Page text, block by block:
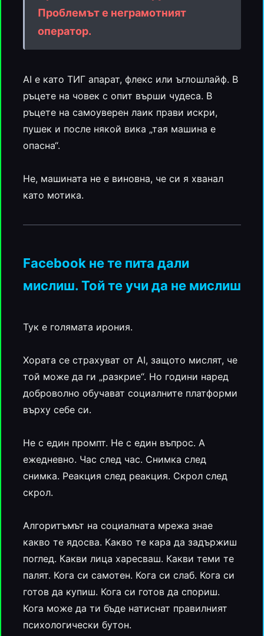
Проблемът е неграмотният
оператор.
AI е като ТИГ апарат, флекс или ъглошлайф. В
ръцете на човек с опит върши чудеса. В
ръцете на самоуверен лаик прави искри,
пушек и после някой вика „тая машина е
опасна“.
Не, машината не е виновна, че си я хванал
като мотика.
Facebook не те пита дали
мислиш. Той те учи да не мислиш
Тук е голямата ирония.
Хората се страхуват от AI, защото мислят, че
той може да ги „разкрие“. Но години наред
доброволно обучават социалните платформи
върху себе си.
Не с един промпт. Не с един въпрос. А
ежедневно. Час след час. Снимка след
снимка. Реакция след реакция. Скрол след
скрол.
Алгоритъмът на социалната мрежа знае
какво те ядосва. Какво те кара да задържиш
поглед. Какви лица харесваш. Какви теми те
палят. Кога си самотен. Кога си слаб. Кога си
готов да купиш. Кога си готов да спориш.
Кога може да ти бъде натиснат правилният
психологически бутон.